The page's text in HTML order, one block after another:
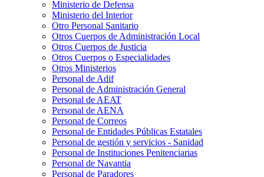
Ministerio de Defensa
Ministerio del Interior
Otro Personal Sanitario
Otros Cuerpos de Administración Local
Otros Cuerpos de Justicia
Otros Cuerpos o Especialidades
Otros Ministerios
Personal de Adif
Personal de Administración General
Personal de AEAT
Personal de AENA
Personal de Correos
Personal de Entidades Públicas Estatales
Personal de gestión y servicios - Sanidad
Personal de Instituciones Penitenciarias
Personal de Navantia
Personal de Paradores